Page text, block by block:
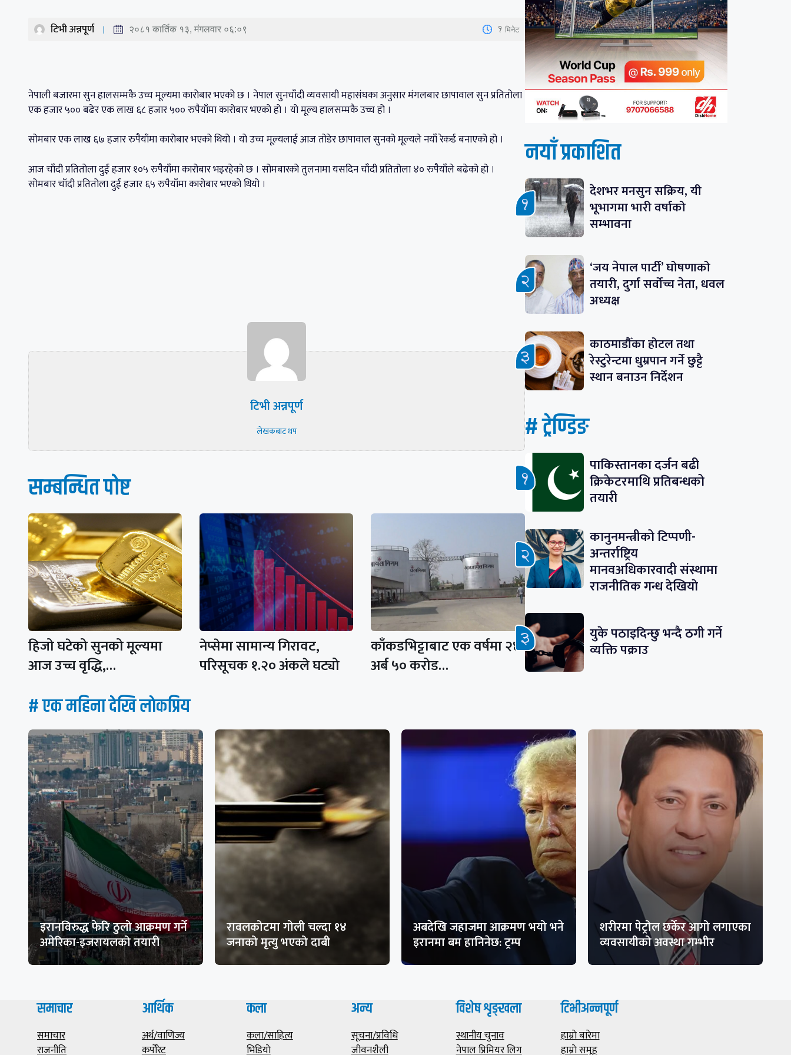
टिभी अन्नपूर्ण २०८१ कार्तिक १३, मंगलवार ०६:०९ 1 मिनेट
नेपाली बजारमा सुन हालसम्मकै उच्च मूल्यमा कारोबार भएको छ । नेपाल सुनचाँदी व्यवसायी महासंघका अनुसार मंगलबार छापावाल सुन प्रतितोला
एक हजार ५०० बढेर एक लाख ६८ हजार ५०० रुपैयाँमा कारोबार भएको हो । यो मूल्य हालसम्मकै उच्च हो ।
सोमबार एक लाख ६७ हजार रुपैयाँमा कारोबार भएको थियो । यो उच्च मूल्यलाई आज तोडेर छापावाल सुनको मूल्यले नयाँ रेकर्ड बनाएको हो ।
आज चाँदी प्रतितोला दुई हजार १०५ रुपैयाँमा कारोबार भइरहेको छ । सोमबारको तुलनामा यसदिन चाँदी प्रतितोला ४० रुपैयाँले बढेको हो ।
सोमबार चाँदी प्रतितोला दुई हजार ६५ रुपैयाँमा कारोबार भएको थियो ।
टिभी अन्नपूर्ण
लेखकबाट थप
सम्बन्धित पाेष्ट
हिजो घटेको सुनको मूल्यमा
आज उच्च वृद्धि,…
नेप्सेमा सामान्य गिरावट,
परिसूचक १.२० अंकले घट्यो
काँकडभिट्टाबाट एक वर्षमा २४
अर्ब ५० करोड…
नयाँ प्रकाशित
देशभर मनसुन सक्रिय, यी
भूभागमा भारी वर्षाको
सम्भावना
‘जय नेपाल पार्टी’ घोषणाको
तयारी, दुर्गा सर्वोच्च नेता, धवल
अध्यक्ष
काठमाडौँका होटल तथा
रेस्टुरेन्टमा धुम्रपान गर्ने छुट्टै
स्थान बनाउन निर्देशन
# ट्रेण्डिङ
पाकिस्तानका दर्जन बढी
क्रिकेटरमाथि प्रतिबन्धको
तयारी
कानुनमन्त्रीको टिप्पणी-
अन्तर्राष्ट्रिय
मानवअधिकारवादी संस्थामा
राजनीतिक गन्ध देखियाे
युके पठाइदिन्छु भन्दै ठगी गर्ने
व्यक्ति पक्राउ
# एक महिना देखि लाेकप्रिय
इरानविरुद्ध फेरि ठुलो आक्रमण गर्ने
अमेरिका-इजरायलको तयारी
रावलकोटमा गोली चल्दा १४
जनाको मृत्यु भएको दाबी
अबदेखि जहाजमा आक्रमण भयो भने
इरानमा बम हानिनेछ: ट्रम्प
शरीरमा पेट्रोल छर्केर आगो लगाएका
व्यवसायीको अवस्था गम्भीर
समाचार
समाचार
राजनीति
आर्थिक
अर्थ/वाणिज्य
कर्पोरेट
कला
कला/साहित्य
भिडियाे
अन्य
सूचना/प्रविधि
जीवनशैली
विशेष शृङ्खला
स्थानीय चुनाव
नेपाल प्रिमियर लिग
टिभीअन्नपूर्ण
हाम्राे बारेमा
हाम्राे समूह